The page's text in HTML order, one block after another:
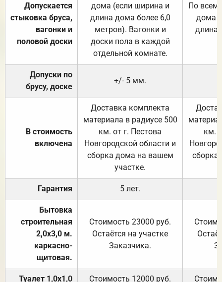
Допускается
стыковка бруса,
вагонки и
половой доски
дома (если ширина и
длина дома более 6,0
метров). Вагонки и
доски пола в каждой
отдельной комнате.
По
дома
длина
Допуски по
брусу, доске
+/- 5 мм.
В стоимость
включена
Доставка комплекта
материала в радиусе 500
км. от г. Пестова
Новгородской области и
сборка дома на вашем
участке.
км.
Гарантия 5 лет.
Бытовка
строительная
2,0х3,0 м.
каркасно-
щитовая.
Стоимость 23000 руб.
Остаётся на участке
Заказчика.
Туалет 1,0х1,0
Стоимость 12000 руб.